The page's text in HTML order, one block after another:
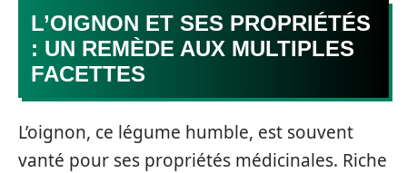
L’OIGNON ET SES PROPRIÉTÉS
: UN REMÈDE AUX MULTIPLES
FACETTES
L’oignon, ce légume humble, est souvent
vanté pour ses propriétés médicinales. Riche